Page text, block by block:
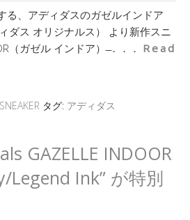
る、アディダスのガゼルインドア
ダス オリジナルス） より新作スニ
（ガゼル インドア） ̶．．． Read
SNEAKER タグ: アディダス
GAZELLE INDOOR
Legend Ink” が特別